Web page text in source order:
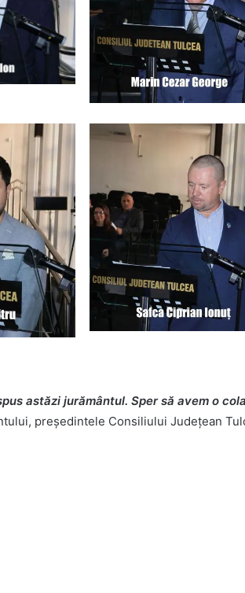
astăzi jurământul. Sper să avem o
președintele Consiliului Județean